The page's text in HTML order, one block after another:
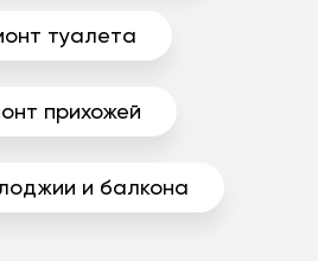
туалета
прихожей
и балкона